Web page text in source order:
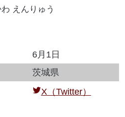
えんりゅう
6月1日
茨城県
X（Twitter）